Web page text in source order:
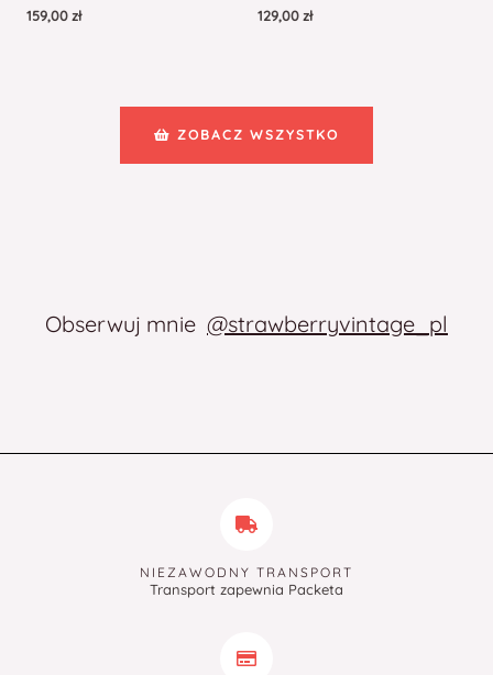
159,00zł 129,00zł
ZOBACZ WSZYSTKO
Obserwuj mnie @strawberryvintage_pl
NIEZAWODNY TRANSPORT
Transport zapewnia Packeta